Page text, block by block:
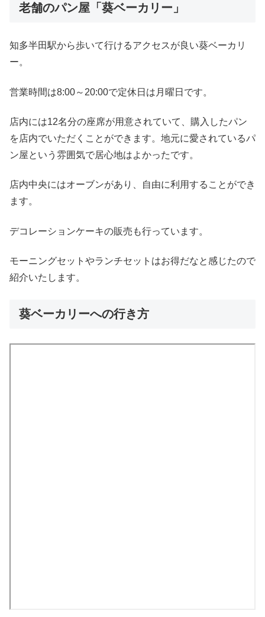
老舗のパン屋「葵ベーカリー」
知多半田駅から歩いて行けるアクセスが良い葵ベーカリ
ー。
営業時間は8:00～20:00で定休日は月曜日です。
店内には12名分の座席が用意されていて、購入したパン
を店内でいただくことができます。地元に愛されているパ
ン屋という雰囲気で居心地はよかったです。
店内中央にはオーブンがあり、自由に利用することができ
ます。
デコレーションケーキの販売も行っています。
モーニングセットやランチセットはお得だなと感じたので
紹介いたします。
葵ベーカリーへの行き方